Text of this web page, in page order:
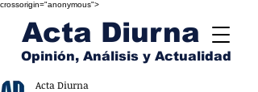
crossorigin="anonymous">
Acta Diurna
Opinión, Análisis y Actualidad
Acta Diurna